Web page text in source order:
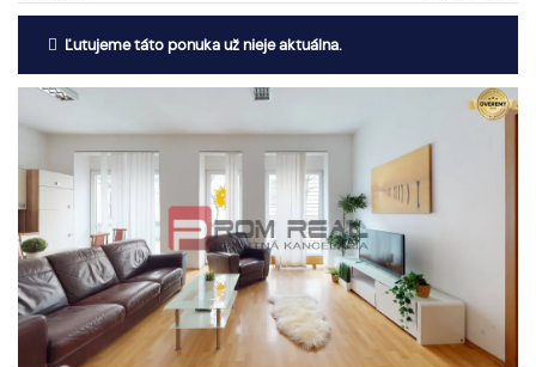
Ľutujeme táto ponuka už nieje aktuálna.